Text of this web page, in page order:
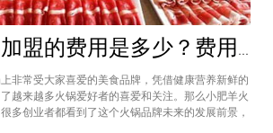
小肥羊火锅加盟的费用是多少？费用标准如下看你是否符合加盟资格
非常受大家喜爱的美食品牌，凭借健康营养新鲜的
越来越多火锅爱好者的喜爱和关注。那么小肥羊火
多创业者都看到了这个火锅品牌未来的发展前景，